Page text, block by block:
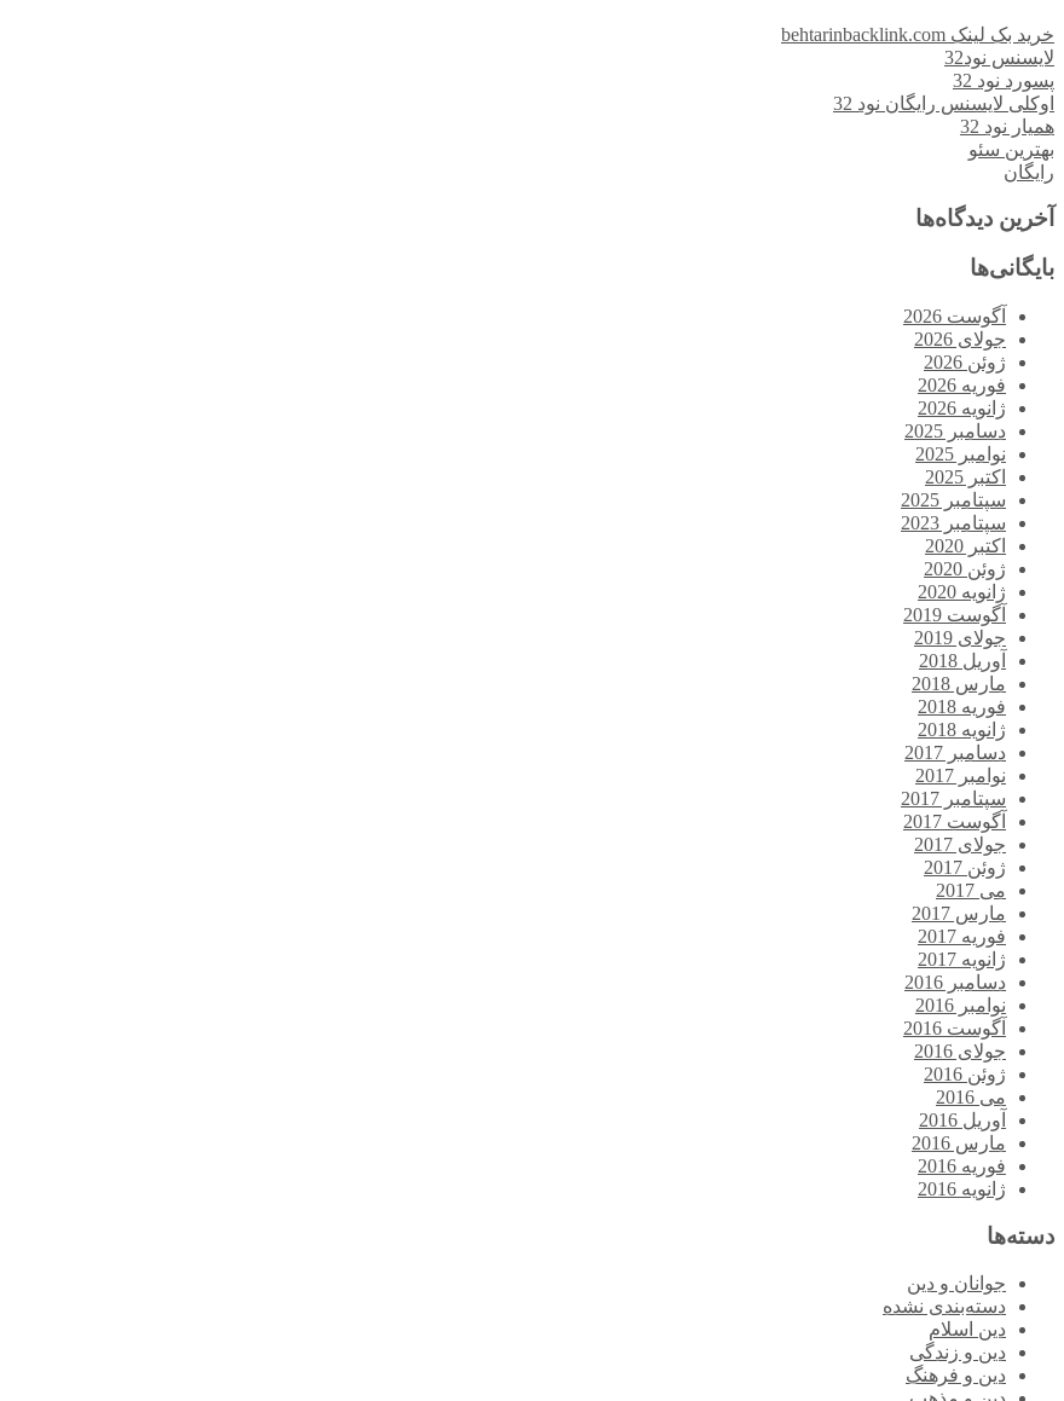
خرید بک لینک behtarinbacklink.com
لایسنس نود32
پسورد نود 32
اوکلی لایسنس رایگان نود 32
همیار نود 32
بهترین سئو
رایگان
آخرین دیدگاه‌ها
بایگانی‌ها
آگوست 2026
جولای 2026
ژوئن 2026
فوریه 2026
ژانویه 2026
دسامبر 2025
نوامبر 2025
اکتبر 2025
سپتامبر 2025
سپتامبر 2023
اکتبر 2020
ژوئن 2020
ژانویه 2020
آگوست 2019
جولای 2019
آوریل 2018
مارس 2018
فوریه 2018
ژانویه 2018
دسامبر 2017
نوامبر 2017
سپتامبر 2017
آگوست 2017
جولای 2017
ژوئن 2017
می 2017
مارس 2017
فوریه 2017
ژانویه 2017
دسامبر 2016
نوامبر 2016
آگوست 2016
جولای 2016
ژوئن 2016
می 2016
آوریل 2016
مارس 2016
فوریه 2016
ژانویه 2016
دسته‌ها
جوانان و دین
دسته‌بندی نشده
دین اسلام
دین و زندگی
دین و فرهنگ